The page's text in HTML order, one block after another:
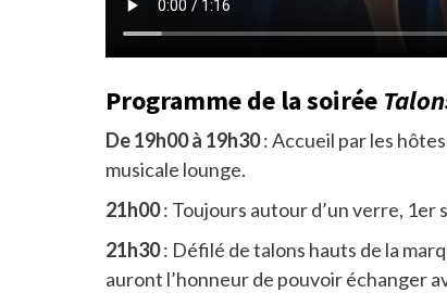
Programme de la soirée
De 19h00 à 19h30: Accueil par les
musicale lounge.
21h00: Toujours autour d’un verre, 1er
21h30: Défilé de talons hauts de la
auront l’honneur de pouvoir échanger